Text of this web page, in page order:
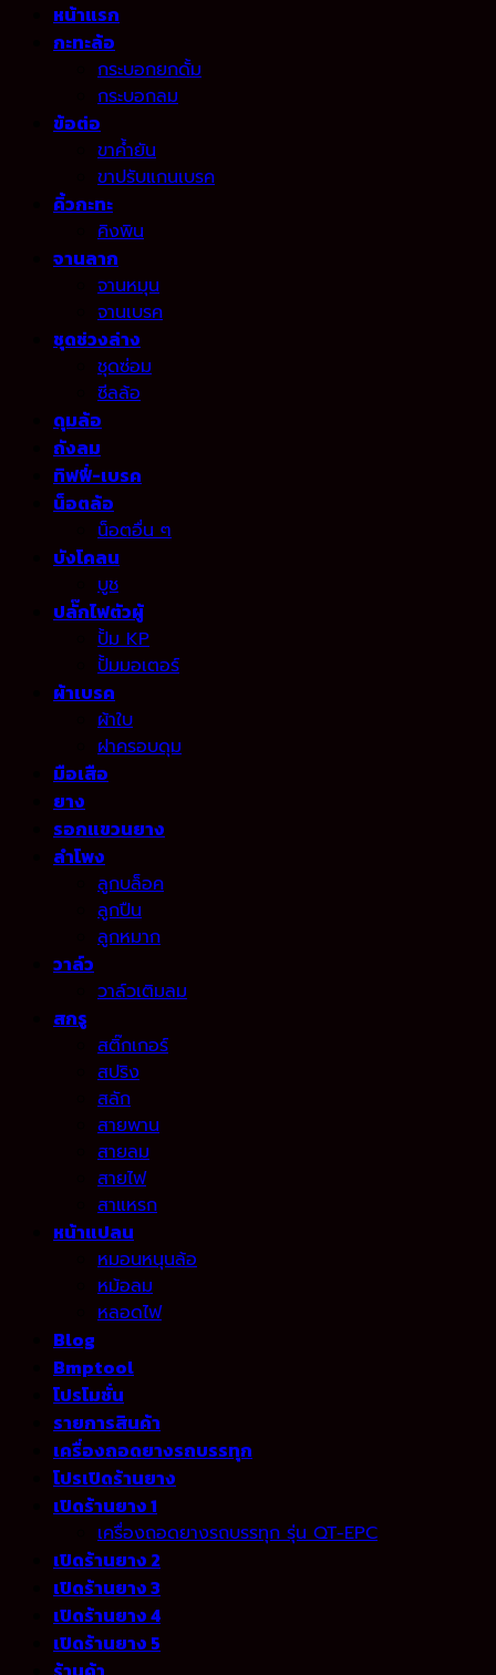
หน้าแรก
กะทะล้อ
กระบอกยกดั้ม
กระบอกลม
ข้อต่อ
ขาค้ำยัน
ขาปรับแกนเบรค
คิ้วกะทะ
คิงพิน
จานลาก
จานหมุน
จานเบรค
ชุดช่วงล่าง
ชุดซ่อม
ซีลล้อ
ดุมล้อ
ถังลม
ทิฟฟี่-เบรค
น็อตล้อ
น็อตอื่น ๆ
บังโคลน
บูช
ปลั๊กไฟตัวผู้
ปั้ม KP
ปั้มมอเตอร์
ผ้าเบรค
ผ้าใบ
ฝาครอบดุม
มือเสือ
ยาง
รอกแขวนยาง
ลำโพง
ลูกบล็อค
ลูกปืน
ลูกหมาก
วาล์ว
วาล์วเติมลม
สกรู
สติ๊กเกอร์
สปริง
สลัก
สายพาน
สายลม
สายไฟ
สาแหรก
หน้าแปลน
หมอนหนุนล้อ
หม้อลม
หลอดไฟ
Blog
Bmptool
โปรโมชั่น
รายการสินค้า
เครื่องถอดยางรถบรรทุก
โปรเปิดร้านยาง
เปิดร้านยาง 1
เครื่องถอดยางรถบรรทุก รุ่น QT-EPC
เปิดร้านยาง 2
เปิดร้านยาง 3
เปิดร้านยาง 4
เปิดร้านยาง 5